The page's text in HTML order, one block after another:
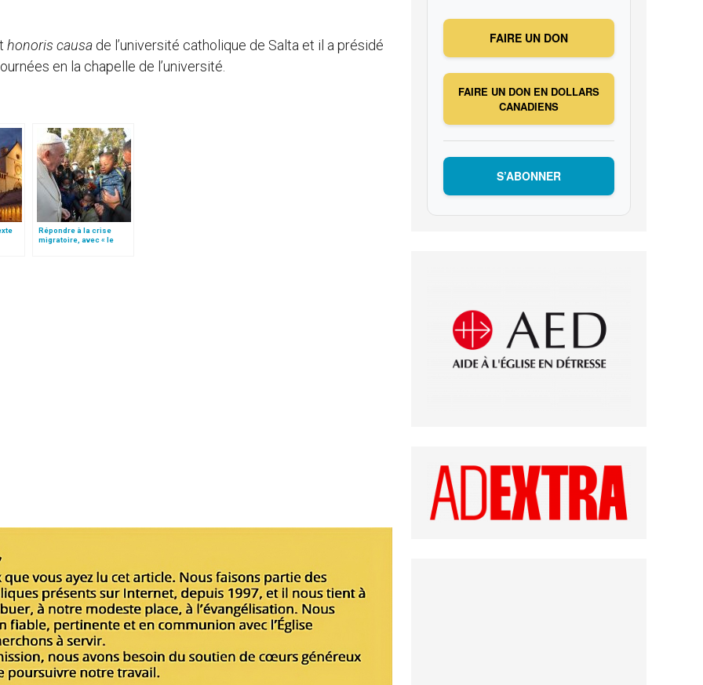
honoris causa de l’université catholique de Salta et il a présidé
en la chapelle de l’université.
Répondre à la crise
migratoire, avec « le
FAIRE UN DON
FAIRE UN DON EN DOLLARS
CANADIENS
S’ABONNER